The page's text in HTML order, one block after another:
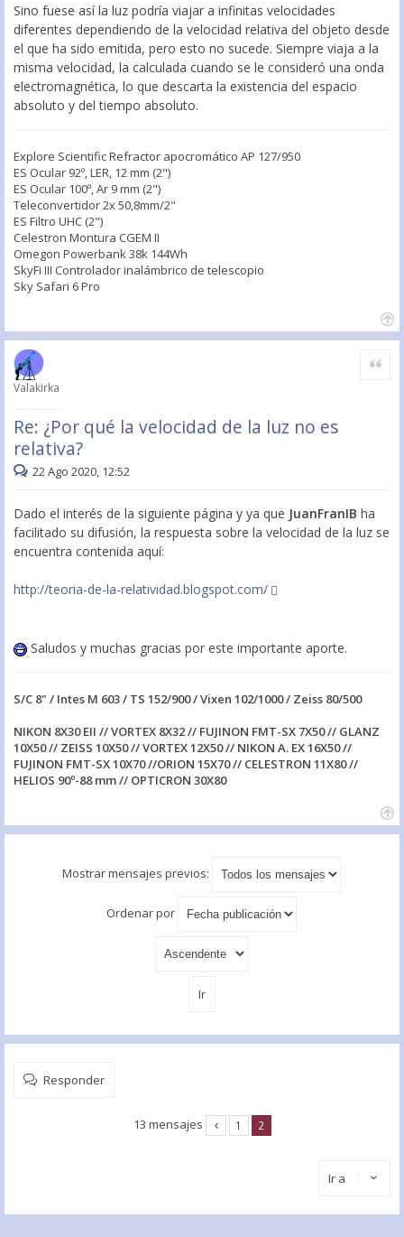
Sino fuese así la luz podría viajar a infinitas velocidades
diferentes dependiendo de la velocidad relativa del objeto desde
el que ha sido emitida, pero esto no sucede. Siempre viaja a la
misma velocidad, la calculada cuando se le consideró una onda
electromagnética, lo que descarta la existencia del espacio
absoluto y del tiempo absoluto.
Explore Scientific Refractor apocromático AP 127/950
ES Ocular 92º, LER, 12 mm (2")
ES Ocular 100º, Ar 9 mm (2")
Teleconvertidor 2x 50,8mm/2"
ES Filtro UHC (2")
Celestron Montura CGEM II
Omegon Powerbank 38k 144Wh
SkyFi III Controlador inalámbrico de telescopio
Sky Safari 6 Pro
Valakirka
Re: ¿Por qué la velocidad de la luz no es
relativa?
Citar
22 Ago 2020, 12:52
Dado el interés de la siguiente página y ya que JuanFranIB ha
facilitado su difusión, la respuesta sobre la velocidad de la luz se
encuentra contenida aquí:
http://teoria-de-la-relatividad.blogspot.com/
Saludos y muchas gracias por este importante aporte.
S/C 8" / Intes M 603 / TS 152/900 / Vixen 102/1000 / Zeiss 80/500
NIKON 8X30 EII // VORTEX 8X32 // FUJINON FMT-SX 7X50 // GLANZ
10X50 // ZEISS 10X50 // VORTEX 12X50 // NIKON A. EX 16X50 //
FUJINON FMT-SX 10X70 //ORION 15X70 // CELESTRON 11X80 //
HELIOS 90º-88 mm // OPTICRON 30X80
Mostrar mensajes previos:
Ordenar por
Responder
13 mensajes 1 2
Ir a